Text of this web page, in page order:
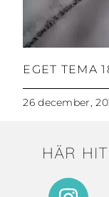
EGET TEMA
26 december,
HÄR